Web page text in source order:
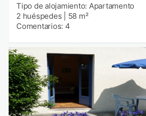
Tipo de alojamiento: Apartamento
2 huéspedes
58 m²
Comentarios: 4